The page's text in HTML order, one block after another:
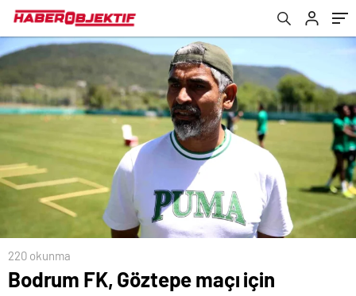
220 okunma
Bodrum FK, Göztepe maçı için